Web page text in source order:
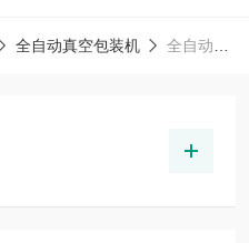
全自动真空包装机 全自动拉伸膜包装机